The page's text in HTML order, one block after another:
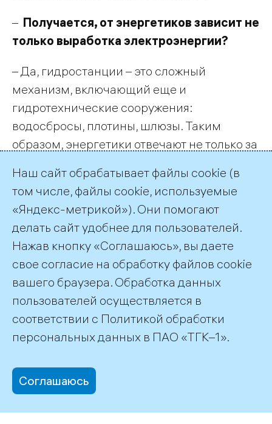
– Получается, от энергетиков зависит не
только выработка электроэнергии?
– Да, гидростанции – это сложный
механизм, включающий еще и
гидротехнические сооружения:
водосбросы, плотины, шлюзы. Таким
образом, энергетики отвечают не только за
регулируют реки и водохранилища.
Поэтому особое внимание уделяется
обучению персонала – совместно с
различными ведомствами мы проводим
противопаводковые тренировки и учения,
отрабатываем взаимодействия.
©2026 ПАО «ТГК–1»
office@tgc1.ru
Наш сайт обрабатывает файлы cookie (в
том числе, файлы cookie, используемые
«Яндекс-метрикой»). Они помогают
делать сайт удобнее для пользователей.
Нажав кнопку «Соглашаюсь», вы даете
свое согласие на обработку файлов cookie
вашего браузера. Обработка данных
пользователей осуществляется в
соответствии с Политикой обработки
персональных данных в ПАО «ТГК–1».
Соглашаюсь